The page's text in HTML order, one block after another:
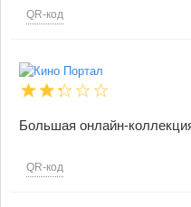
QR-код
Большая онлайн-
QR-код